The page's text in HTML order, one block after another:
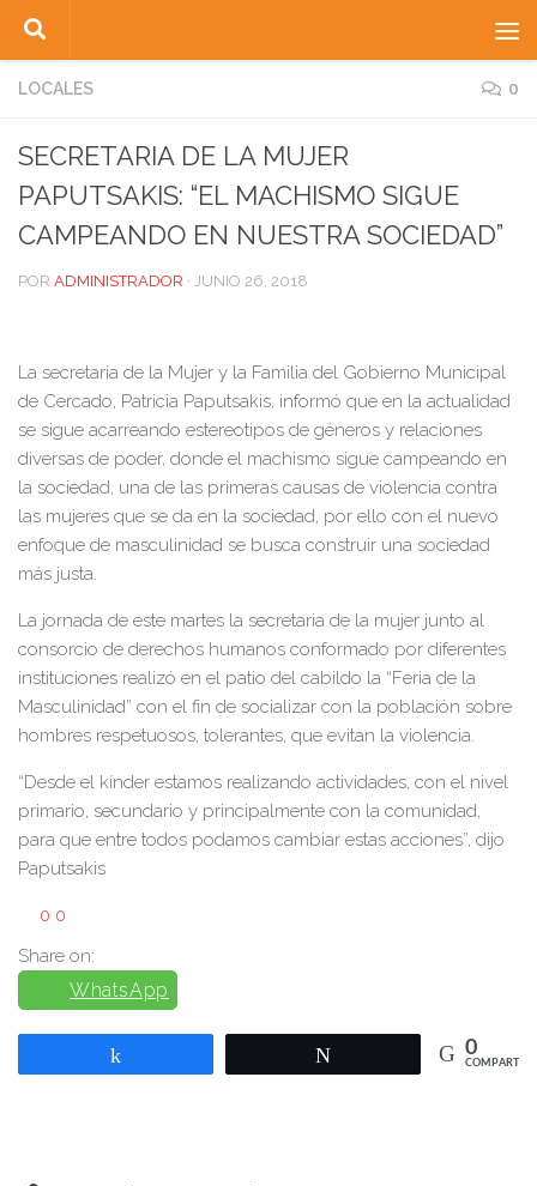
Saltar al contenido
LOCALES 0
SECRETARIA DE LA MUJER
PAPUTSAKIS: “EL MACHISMO SIGUE
CAMPEANDO EN NUESTRA SOCIEDAD”
POR ADMINISTRADOR · JUNIO 26, 2018
La secretaria de la Mujer y la Familia del Gobierno Municipal
de Cercado, Patricia Paputsakis, informó que en la actualidad
se sigue acarreando estereotipos de géneros y relaciones
diversas de poder, donde el machismo sigue campeando en
la sociedad, una de las primeras causas de violencia contra
las mujeres que se da en la sociedad, por ello con el nuevo
enfoque de masculinidad se busca construir una sociedad
más justa.
La jornada de este martes la secretaria de la mujer junto al
consorcio de derechos humanos conformado por diferentes
instituciones realizó en el patio del cabildo la “Feria de la
Masculinidad” con el fin de socializar con la población sobre
hombres respetuosos, tolerantes, que evitan la violencia.
“Desde el kínder estamos realizando actividades, con el nivel
primario, secundario y principalmente con la comunidad,
para que entre todos podamos cambiar estas acciones”, dijo
Paputsakis
0 0
Share on:
WhatsApp
0
COMPARTIR